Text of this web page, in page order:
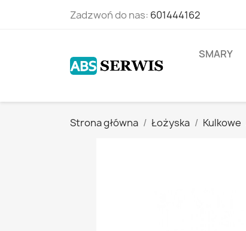
Zadzwoń do nas: 601444162
SMARY
Strona główna Łożyska Kulkowe